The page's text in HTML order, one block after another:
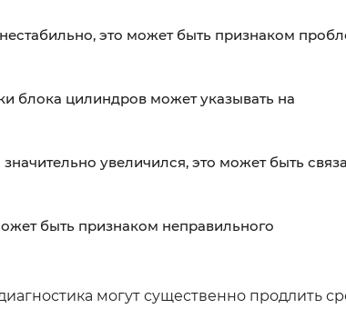
это может быть признаком
блока цилиндров может указывать на
увеличился, это может быть
быть признаком неправильного
могут существенно продлить